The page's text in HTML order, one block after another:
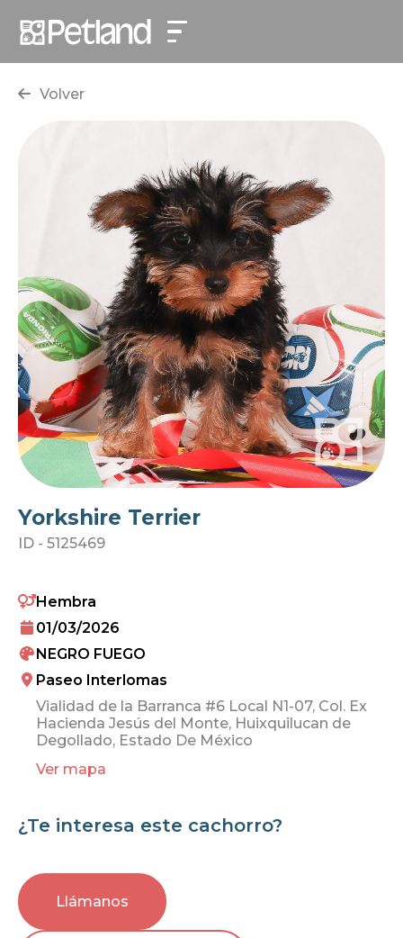
Volver
Yorkshire Terrier
ID - 5125469
Hembra
01/03/2026
NEGRO FUEGO
Paseo Interlomas
Vialidad de la Barranca #6 Local N1-07, Col. Ex
Hacienda Jesús del Monte, Huixquilucan de
Degollado, Estado De México
Ver mapa
¿Te interesa este cachorro?
Llámanos